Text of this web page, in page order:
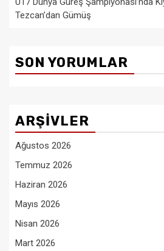
Tezcan’dan Gümüş
SON YORUMLAR
ARŞIVLER
Ağustos 2026
Temmuz 2026
Haziran 2026
Mayıs 2026
Nisan 2026
Mart 2026